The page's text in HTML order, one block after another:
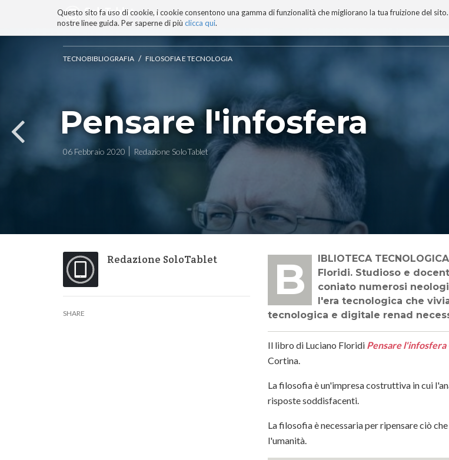
Questo sito fa uso di cookie, i cookie consentono una gamma di funzionalità che migliorano la tua fruizione del
nostre linee guida. Per saperne di più clicca qui.
BLOG TECNOCONSAPEVOLEZZA TECNOBIBLIOGRAFIA I MIEI LIBRI PROGETTO
ai
contenuti.
|
Salta
alla
navigazione
TECNOBIBLIOGRAFIA / FILOSOFIA E TECNOLOGIA
Pensare l'infosfera
06 Febbraio 2020 Redazione SoloTablet
Redazione SoloTablet
SHARE
BIBLIOTECA TECNOLOGICA - Ultimo libro (2020) del filosofo dell'etica Luciano
Floridi. Studioso e
coniato numerosi
l'era tecnologica che
tecnologica e digitale renad
Il libro di Luciano Floridi Pensare l'infosfera
Cortina.
La filosofia è un'impresa costruttiva in cui
risposte soddisfacenti.
La filosofia è necessaria per ripensare ciò
l'umanità.